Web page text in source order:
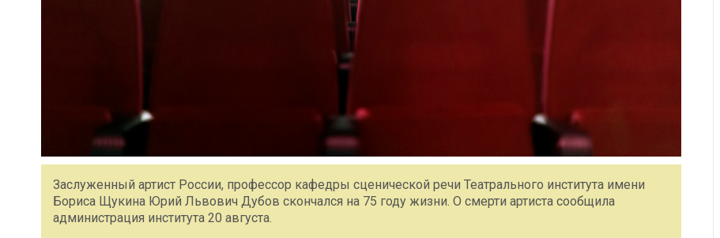
Заслуженный артист России, профессор кафедры сценической речи Театрального института имени
Бориса Щукина Юрий Львович Дубов скончался на 75 году жизни. О смерти артиста сообщила
администрация института 20 августа.